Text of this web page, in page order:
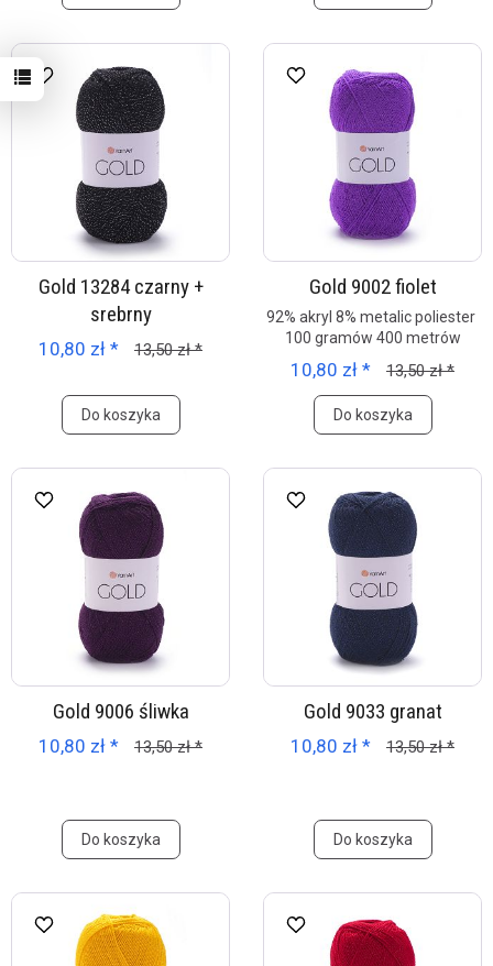
Gold 13284 czarny +
srebrny
10,80 zł * 13,50 zł *
Do koszyka
Gold 9002 fiolet
92% akryl 8% metalic poliester
100 gramów 400 metrów
10,80 zł * 13,50 zł *
Do koszyka
Gold 9006 śliwka
10,80 zł * 13,50 zł *
Do koszyka
Gold 9033 granat
10,80 zł * 13,50 zł *
Do koszyka